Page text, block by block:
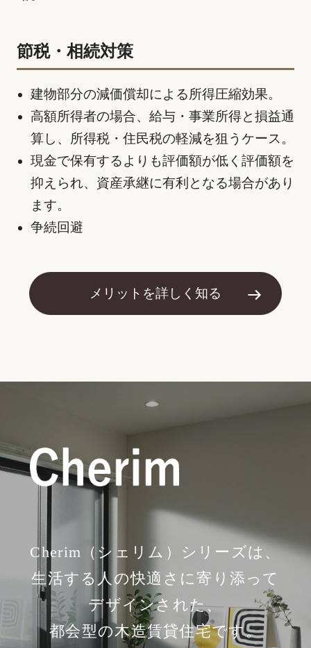
節税・相続対策
建物部分の減価償却による所得圧縮効果。
⾼額所得者の場合、給与・事業所得と損益通
算し、所得税・住⺠税の軽減を狙うケース。
現金で保有するよりも評価額が低く評価額を
抑えられ、資産承継に有利となる場合があり
ます。
争続回避
メリットを詳しく知る
Cherim（シェリム）シリーズは、
生活する人の快適さに寄り添って
デザインされた、
都会型の木造賃貸住宅です。